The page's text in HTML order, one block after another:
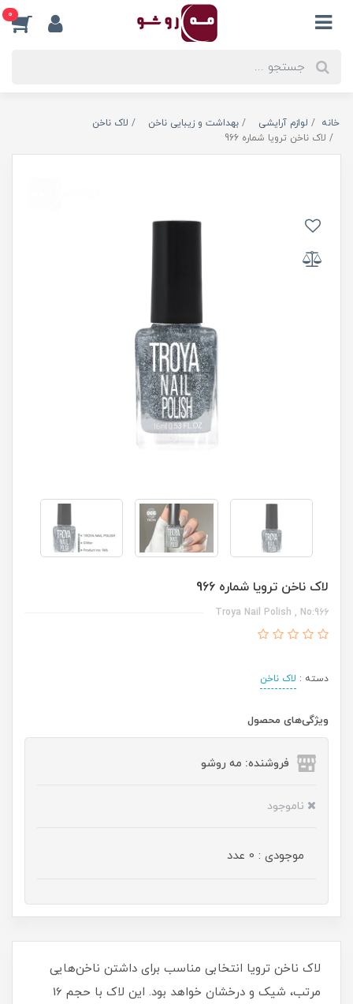
0
خانه لوازم آرایشی بهداشت و زیبایی ناخن
لاک ناخن
لاک ناخن ترویا شماره 966
لاک ناخن ترویا شماره 966
Troya Nail Polish , No:966
دسته : لاک ناخن
ویژگی‌های محصول
فروشنده: مه رو‌شو
ناموجود
موجودی : 0 عدد
لاک ناخن ترویا انتخابی مناسب برای داشتن ناخن‌هایی
مرتب، شیک و درخشان خواهد بود. این لاک با حجم 16